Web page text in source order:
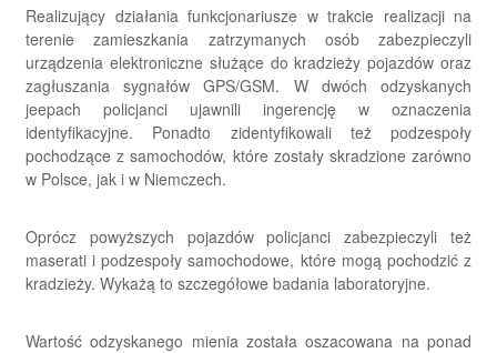
Realizujący działania funkcjonariusze w trakcie realizacji na
terenie zamieszkania zatrzymanych osób zabezpieczyli
urządzenia elektroniczne służące do kradzieży pojazdów oraz
zagłuszania sygnałów GPS/GSM. W dwóch odzyskanych
jeepach policjanci ujawnili ingerencję w oznaczenia
identyfikacyjne. Ponadto zidentyfikowali też podzespoły
pochodzące z samochodów, które zostały skradzione zarówno
w Polsce, jak i w Niemczech.
Oprócz powyższych pojazdów policjanci zabezpieczyli też
maserati i podzespoły samochodowe, które mogą pochodzić z
kradzieży. Wykażą to szczegółowe badania laboratoryjne.
Wartość odzyskanego mienia została oszacowana na ponad